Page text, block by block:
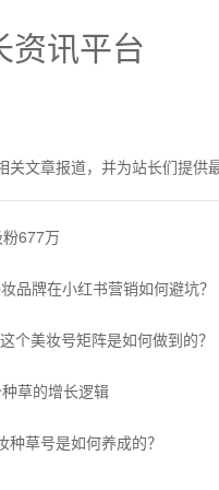
资讯平台
关文章报道，并为站长们提供
677万
品牌在小红书营销如何避坑？
个美妆号矩阵是如何做到的？
草的增长逻辑
草号是如何养成的？